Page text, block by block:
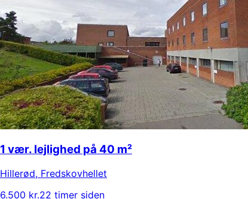
1 vær. lejlighed på 40 m²
Hillerød, Fredskovhellet
6.500 kr.22 timer siden